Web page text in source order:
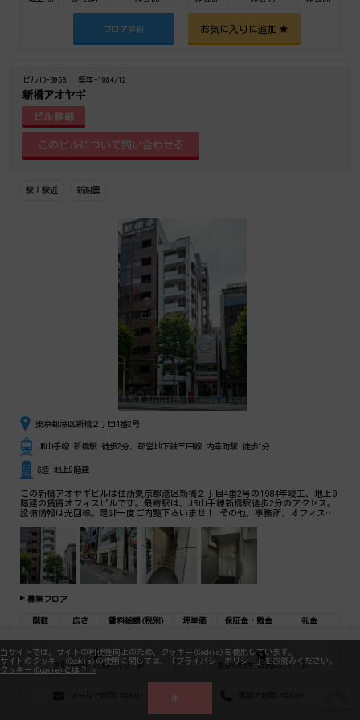
当サイトでは、サイトの利便性向上のため、クッキー(Cookie)を使用しています。
サイトのクッキー(Cookie)の使用に関しては、「 プライバシーポリシー 」をお読みください。
クッキー(Cookie)とは？ >
OK
大阪の物件 お気に入り一覧 東京の物件 お気に入り一覧
フロア詳細 お気に入りに追加
ビルID-3953 築年-1984/12
新橋アオヤギ
ビル詳細
駅上駅近 新耐震
東京都港区新橋２丁目4番2号
JR山手線 新橋駅 徒歩2分、都営地下鉄三田線 内幸町駅 徒歩1分
S造 地上9階建
この新橋アオヤギビルは住所東京都港区新橋２丁目4番2号の1984年竣工、地上9
階建の賃貸オフィスビルです。最寄駅は、JR山手線新橋駅徒歩2分のアクセス。
設備情報は光回線。是非一度ご内覧下さいませ！ その他、事務所、オフィス移
募集フロア
階数 広さ 賃料総額(税別) 坪単価 保証金・敷金
礼金
フロア詳細 お気に入りに追加